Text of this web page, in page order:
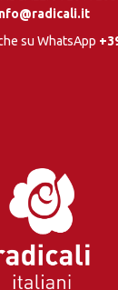
su WhatsApp